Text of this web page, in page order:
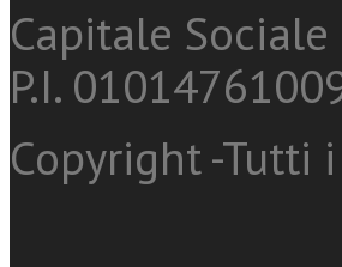
Capitale
P.I.
Copyright -